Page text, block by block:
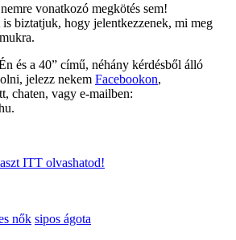
vonatkozó megkötés sem!
biztatjuk, hogy jelentkezzenek, mi meg
és a 40” című, néhány kérdésből álló
jelezz nekem Facebookon,
chaten, vagy e-mailben:
ITT olvashatod!
nők sipos ágota